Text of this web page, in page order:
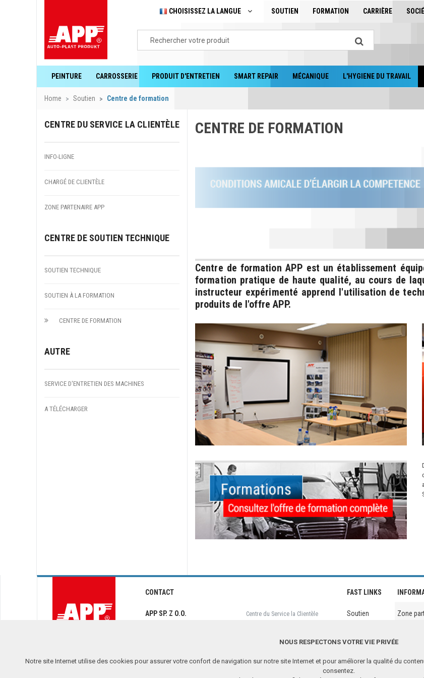
CHOISISSEZ LA LANGUE SOUTIEN FORMATION CARRIÈRE
PEINTURE CARROSSERIE PRODUIT D'ENTRETIEN SMART REPAIR MÉCANIQUE L'HYGIENE DU TRAVAIL
Home Soutien Centre de formation
CENTRE DE FORMATION
Centre de formation APP est un établissement
formation pratique de haute qualité, au cours de
instructeur expérimenté apprend l'utilisation de
produits de l'offre APP.
CENTRE DU SERVICE LA CLIENTÈLE
INFO-LIGNE
CHARGÉ DE CLIENTÈLE
ZONE PARTENAIRE APP
CENTRE DE SOUTIEN TECHNIQUE
SOUTIEN TECHNIQUE
SOUTIEN À LA FORMATION
CENTRE DE FORMATION
AUTRE
SERVICE D'ENTRETIEN DES MACHINES
A TÉLÉCHARGER
CONTACT
APP SP. Z O.O.
Centre du Service la Clientèle
+48 61 437 00 00
FAST LINKS
Soutien
Zone
A
NOUS RESPECTONS VOTRE VIE PRIVÉE
Notre site Internet utilise des cookies pour assurer votre confort de navigation sur notre site Internet et pour améliorer la qualité du
consentez.